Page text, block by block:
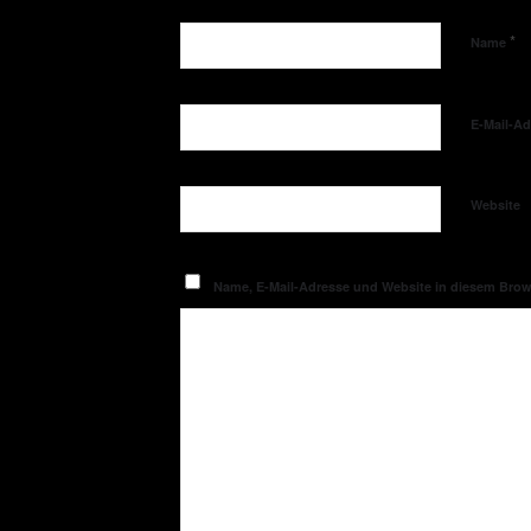
Name *
E-Mail-
Website
Name, E-Mail-Adresse und Website in diesem